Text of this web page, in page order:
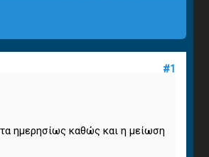
#1
ημερησίως καθώς και η μείωση